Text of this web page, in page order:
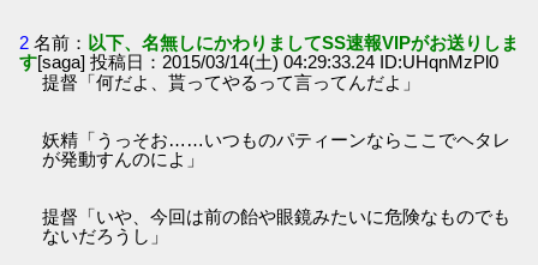
2 名前： 以下、名無しにかわりましてSS速報VIPがお送りしま
す[saga] 投稿日：2015/03/14(土) 04:29:33.24 ID:UHqnMzPl0
提督「何だよ、貰ってやるって言ってんだよ」
妖精「うっそお……いつものパティーンならここでヘタレ
が発動すんのによ」
提督「いや、今回は前の飴や眼鏡みたいに危険なものでも
ないだろうし」